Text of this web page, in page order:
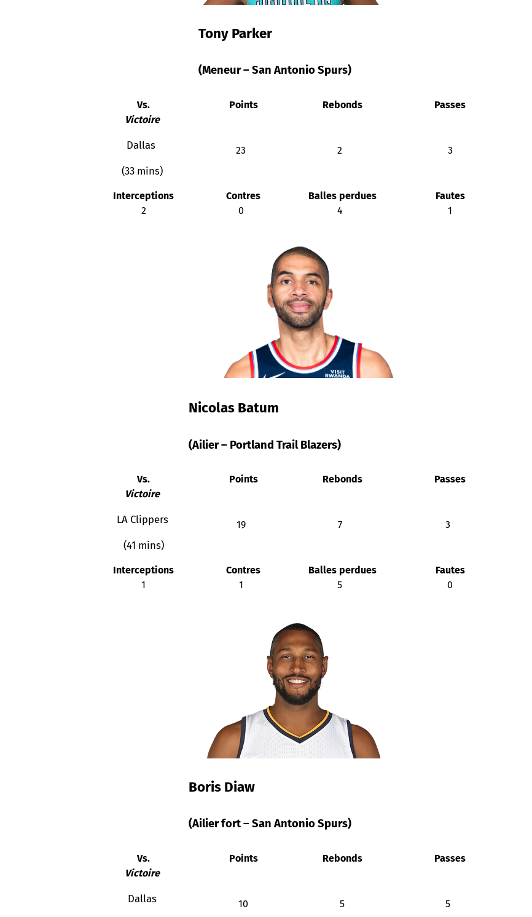
Tony Parker
(Meneur – San Antonio Spurs)
Vs. Points Rebonds
Passes
Victoire
Dallas
(33 mins)
23 2 3
Interceptions Contres Balles perdues
Fautes
2
0 4 1
Nicolas Batum
(Ailier – Portland Trail Blazers)
Vs. Points Rebonds
Passes
Victoire
LA Clippers
(41 mins)
19 7 3
Interceptions Contres Balles perdues
Fautes
1
1 5 0
Boris Diaw
(Ailier fort – San Antonio Spurs)
Vs. Points Rebonds
Passes
Victoire
Dallas 10 5 5